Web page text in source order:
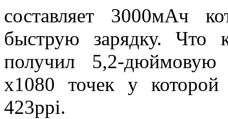
составляет 3000мАч
быструю зарядку. Что
получил 5,2-дюймовую
х1080 точек у которой
423ppi.